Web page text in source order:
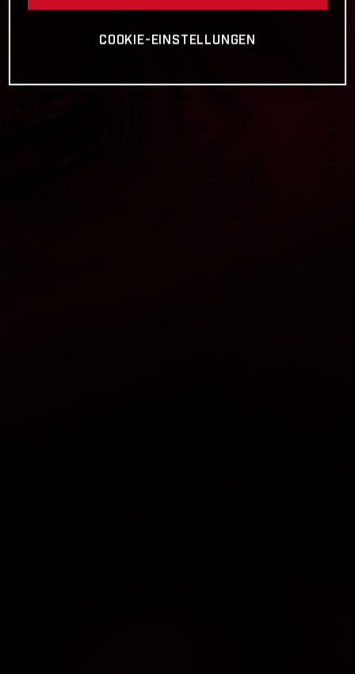
COOKIE-EINSTELLUNGEN